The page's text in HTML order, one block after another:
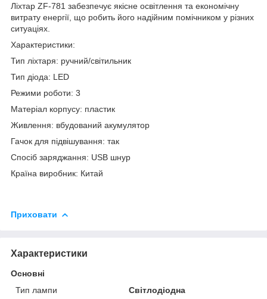
Ліхтар ZF-781 забезпечує якісне освітлення та економічну
витрату енергії, що робить його надійним помічником у різних
ситуаціях.
Характеристики:
Тип ліхтаря: ручний/світильник
Тип діода: LED
Режими роботи: 3
Матеріал корпусу: пластик
Живлення: вбудований акумулятор
Гачок для підвішування: так
Спосіб заряджання: USB шнур
Країна виробник: Китай
Приховати
Характеристики
Основні
Тип лампи
Світлодіодна